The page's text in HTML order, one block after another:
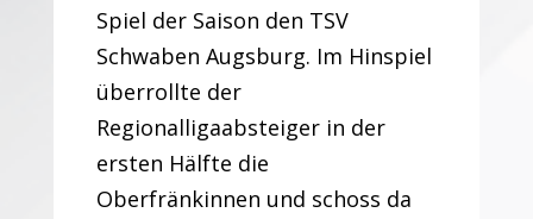
Spiel der Saison den TSV
Schwaben Augsburg. Im Hinspiel
überrollte der
Regionalligaabsteiger in der
ersten Hälfte die
Oberfränkinnen und schoss da